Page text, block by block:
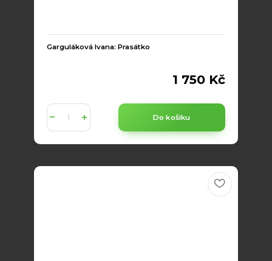
Garguláková Ivana: Prasátko
1 750 Kč
Do košíku